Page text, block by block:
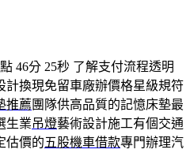
46分 25秒 了解支付流程透明
計換現免留車廠辦價格星級規符
推薦 團隊供高品質的記憶床墊最
生業吊燈藝術設計施工有個交通
估價的五股機車借款專門辦理汽